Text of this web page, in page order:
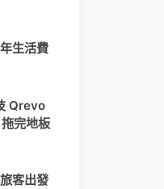
生活費
Qrevo
完地板
客出發